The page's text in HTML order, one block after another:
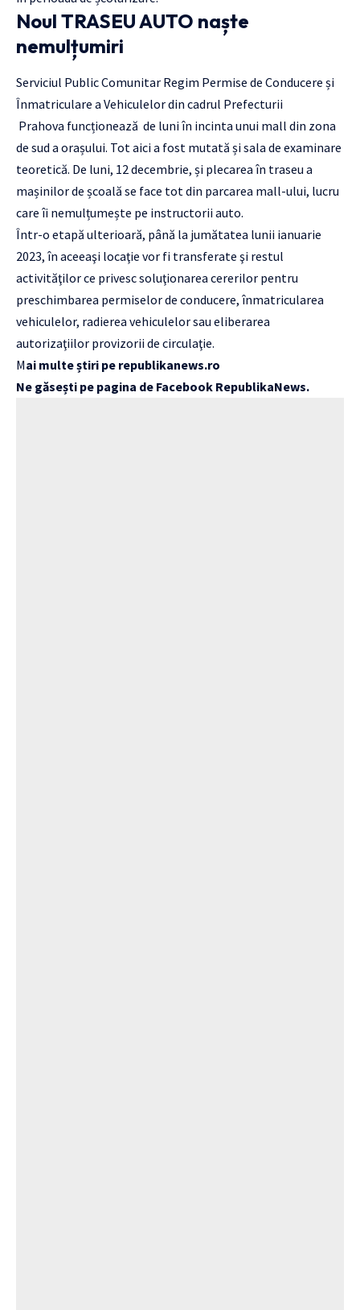
Noul TRASEU AUTO naște
nemulțumiri
Serviciul Public Comunitar Regim Permise de Conducere și
Înmatriculare a Vehiculelor din cadrul Prefecturii
Prahova funcționează de luni în incinta unui mall din zona
de sud a orașului. Tot aici a fost mutată și sala de examinare
teoretică. De luni, 12 decembrie, și plecarea în traseu a
mașinilor de școală se face tot din parcarea mall-ului, lucru
care îi nemulțumește pe instructorii auto.
Într-o etapă ulterioară, până la jumătatea lunii ianuarie
2023, în aceeaşi locaţie vor fi transferate şi restul
activităţilor ce privesc soluţionarea cererilor pentru
preschimbarea permiselor de conducere, înmatricularea
vehiculelor, radierea vehiculelor sau eliberarea
autorizaţiilor provizorii de circulaţie.
Mai multe știri pe republikanews.ro
Ne găsești pe pagina de Facebook RepublikaNews.